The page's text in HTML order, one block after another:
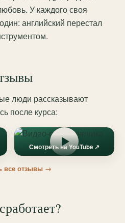
У каждого своя
английский перестал
люди рассказывают
после курса:
Смотреть на YouTube ↗
все отзывы →